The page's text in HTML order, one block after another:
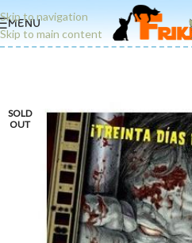
Skip to navigation
Skip to main content
MENU
SOLD
OUT